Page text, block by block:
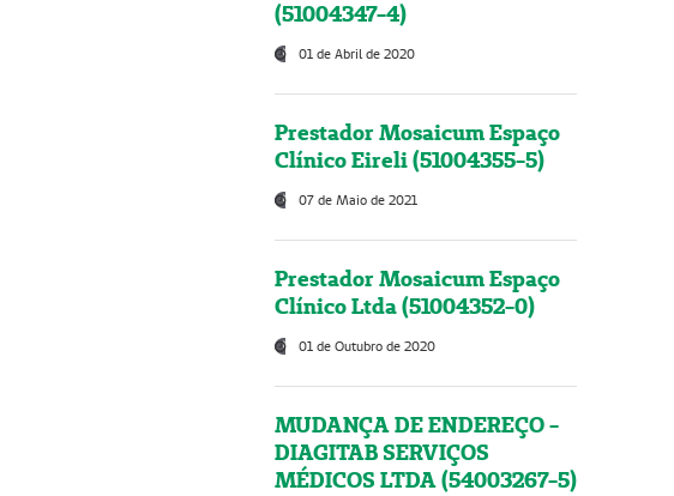
(51004347-4)
01 de Abril de 2020
Prestador Mosaicum Espaço
Clínico Eireli (51004355-5)
07 de Maio de 2021
Prestador Mosaicum Espaço
Clínico Ltda (51004352-0)
01 de Outubro de 2020
MUDANÇA DE ENDEREÇO -
DIAGITAB SERVIÇOS
MÉDICOS LTDA (54003267-5)